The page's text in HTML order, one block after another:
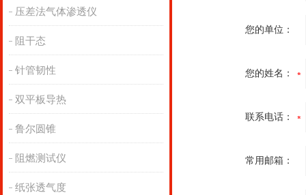
压差法气体渗透仪
阻干态
针管韧性
双平板导热
鲁尔圆锥
阻燃测试仪
纸张透气度
您的单位：
您的姓名：
联系电话：
常用邮箱：